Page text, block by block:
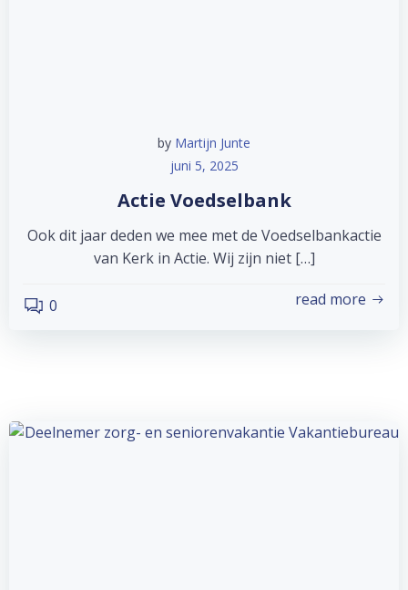
by Martijn Junte
juni 5, 2025
Actie Voedselbank
Ook dit jaar deden we mee met de Voedselbankactie
van Kerk in Actie. Wij zijn niet […]
0 read more